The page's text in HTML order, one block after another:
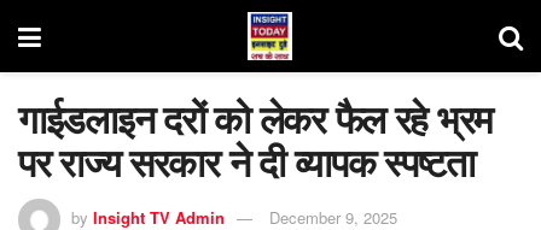
गाईडलाइन दरों को लेकर फैल रहे भ्रम
पर राज्य सरकार ने दी व्यापक स्पष्टता
by Insight TV Admin December 9, 2025